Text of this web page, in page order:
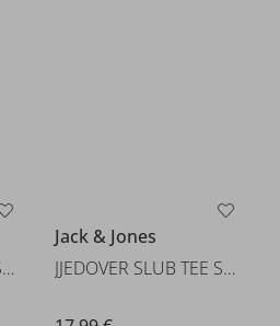
JJEDOVER SLUB TEE SS NOOS
Jack & Jones
JJEDOVER SLUB TEE SS NOOS